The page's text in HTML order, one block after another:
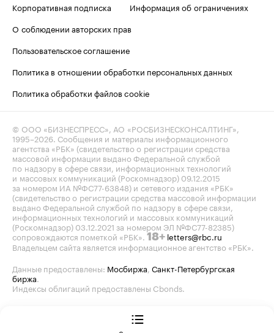
Корпоративная подписка
Информация об ограничениях
О соблюдении авторских прав
Пользовательское соглашение
Политика в отношении обработки персональных данных
Политика обработки файлов cookie
© ООО «БИЗНЕСПРЕСС», АО «РОСБИЗНЕСКОНСАЛТИНГ»,
1995–2026. Сообщения и материалы информационного
агентства «РБК» (свидетельство о регистрации средства
массовой информации выдано Федеральной службой
по надзору в сфере связи, информационных технологий
и массовых коммуникаций (Роскомнадзор) 09.12.2015
за номером ИА №ФС77-63848) и сетевого издания «РБК»
(свидетельство о регистрации средства массовой информации
выдано Федеральной службой по надзору в сфере связи,
информационных технологий и массовых коммуникаций
(Роскомнадзор) 03.12.2021 за номером ЭЛ №ФС77-82385)
сопровождаются пометкой «РБК». 18+ letters@rbc.ru
Владельцем сайта является информационное агентство «РБК».
Данные предоставлены: Мосбиржа, Санкт-Петербургская
биржа.
Индексы облигаций предоставлены Cbonds.